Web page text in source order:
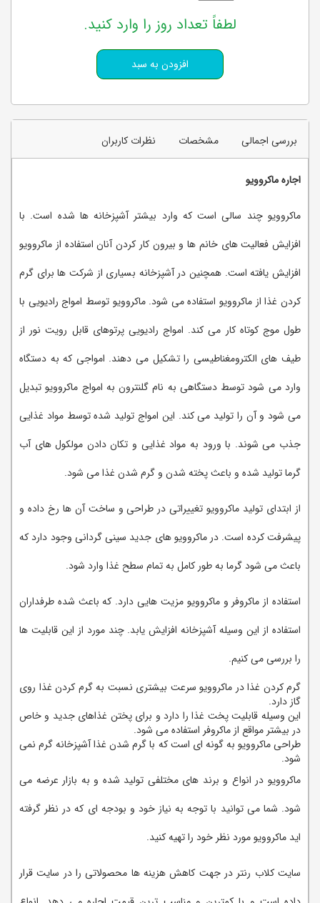
لطفاً تعداد روز را وارد کنید.
بررسی اجمالی مشخصات نظرات کاربران
اجاره ماکروویو
ماکروویو چند سالی است که وارد بیشتر آشپزخانه ها شده است. با
افزایش فعالیت های خانم ها و بیرون کار کردن آنان استفاده از ماکروویو
افزایش یافته است. همچنین در آشپزخانه بسیاری از شرکت ها برای گرم
کردن غذا از ماکروویو استفاده می شود. ماکروویو توسط امواج رادیویی با
طول موج کوتاه کار می کند. امواج رادیویی پرتوهای قابل رویت نور از
طیف های الکترومغناطیسی را تشکیل می دهند. امواجی که به دستگاه
وارد می شود توسط دستگاهی به نام گلنترون به امواج ماکروویو تبدیل
می شود و آن را تولید می کند. این امواج تولید شده توسط مواد غذایی
جذب می شوند. با ورود به مواد غذایی و تکان دادن مولکول های آب
گرما تولید شده و باعث پخته شدن و گرم شدن غذا می شود.
از ابتدای تولید ماکروویو تغییراتی در طراحی و ساخت آن ها رخ داده و
پیشرفت کرده است. در ماکروویو های جدید سینی گردانی وجود دارد که
باعث می شود گرما به طور کامل به تمام سطح غذا وارد شود.
استفاده از ماکروفر و ماکروویو مزیت هایی دارد. که باعث شده طرفداران
استفاده از این وسیله آشپزخانه افزایش یابد. چند مورد از این قابلیت ها
را بررسی می کنیم.
گرم کردن غذا در ماکروویو سرعت بیشتری نسبت به گرم کردن غذا روی
گاز دارد.
این وسیله قابلیت پخت غذا را دارد و برای پختن غذاهای جدید و خاص
در بیشتر مواقع از ماکروفر استفاده می شود.
طراحی ماکروویو به گونه ای است که با گرم شدن غذا آشپزخانه گرم نمی
شود.
ماکروویو در انواع و برند های مختلفی تولید شده و به بازار عرضه می
شود. شما می توانید با توجه به نیاز خود و بودجه ای که در نظر گرفته
اید ماکروویو مورد نظر خود را تهیه کنید.
سایت کلاب رنتر در جهت کاهش هزینه ها محصولاتی را در سایت قرار